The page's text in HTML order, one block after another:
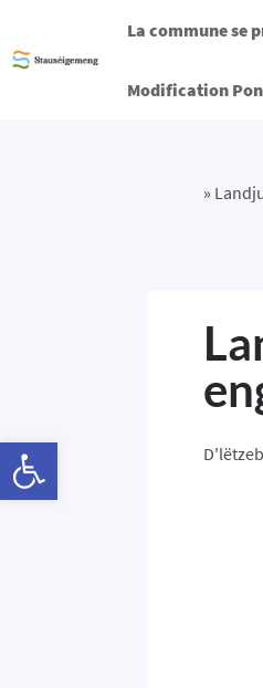
La commune se
Modification
»
Ouvrir la barre d’outils